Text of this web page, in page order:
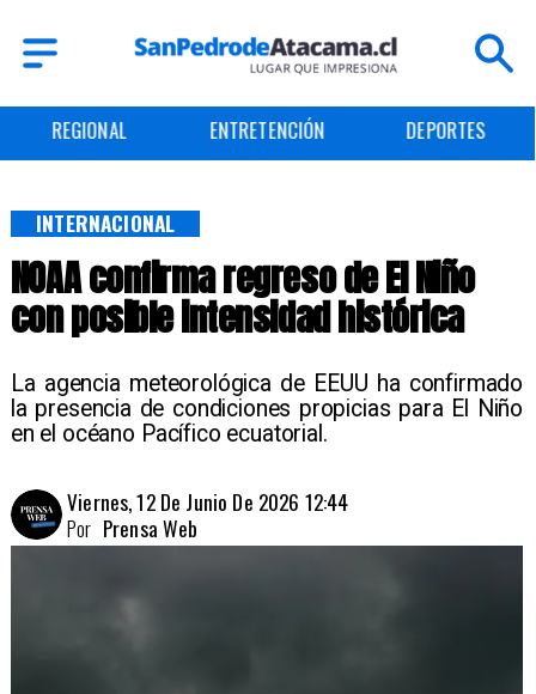
REGIONAL ENTRETENCIÓN DEPORTES
NOAA confirma regreso de El Niño
con posible intensidad histórica
La agencia meteorológica de EEUU ha confirmado
la presencia de condiciones propicias para El Niño
en el océano Pacífico ecuatorial.
INTERNACIONAL
Viernes, 12 De Junio De 2026 12:44
Prensa Web
Por